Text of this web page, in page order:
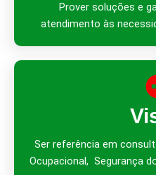
Prover soluções e
atendimento às
Ser referência em
Ocupacional, Segurança